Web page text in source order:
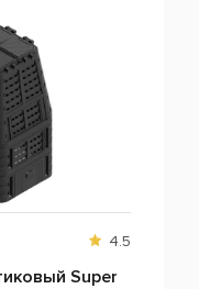
4.5
Super